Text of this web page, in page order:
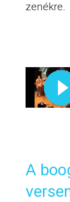
zenékre.
A